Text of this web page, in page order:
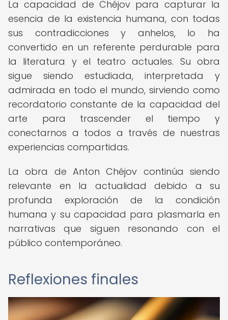
La capacidad de Chéjov para capturar la
esencia de la existencia humana, con todas
sus contradicciones y anhelos, lo ha
convertido en un referente perdurable para
la literatura y el teatro actuales. Su obra
sigue siendo estudiada, interpretada y
admirada en todo el mundo, sirviendo como
recordatorio constante de la capacidad del
arte para trascender el tiempo y
conectarnos a todos a través de nuestras
experiencias compartidas.
La obra de Anton Chéjov continúa siendo
relevante en la actualidad debido a su
profunda exploración de la condición
humana y su capacidad para plasmarla en
narrativas que siguen resonando con el
público contemporáneo.
Reflexiones finales